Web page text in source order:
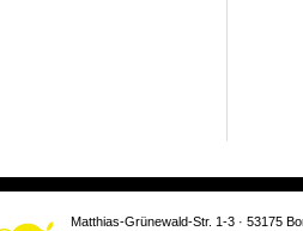
Matthias-Grünewald-Str. 1-3 · 53175